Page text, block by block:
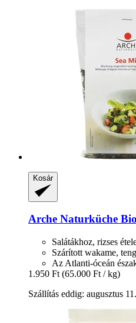
Kosár
Arche Naturküche
Salátákhoz, rizses
Szárított wakame,
Az Atlanti-óceán
1.950 Ft (65.000 Ft / kg)
Szállítás eddig: augusztus 11.